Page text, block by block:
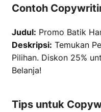
Contoh
Judul: Promo Batik
Deskripsi: Temukan
Pilihan. Diskon 25%
Belanja!
Tips untuk